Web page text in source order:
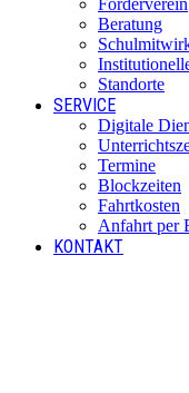
Beratung
Standorte
SERVICE
Digitale
Termine
Blockzeiten
Fahrtkosten
Anfahrt per
KONTAKT